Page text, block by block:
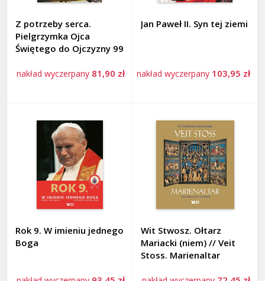
Z potrzeby serca.
Pielgrzymka Ojca
Świętego do Ojczyzny 99
nakład wyczerpany 81,90 zł
Jan Paweł II. Syn tej ziemi
nakład wyczerpany 103,95 zł
Rok 9. W imieniu jednego
Boga
Wit Stwosz. Ołtarz
Mariacki (niem) // Veit
Stoss. Marienaltar